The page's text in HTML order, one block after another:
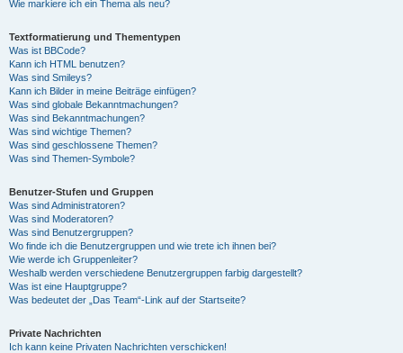
Wie markiere ich ein Thema als neu?
Textformatierung und Thementypen
Was ist BBCode?
Kann ich HTML benutzen?
Was sind Smileys?
Kann ich Bilder in meine Beiträge einfügen?
Was sind globale Bekanntmachungen?
Was sind Bekanntmachungen?
Was sind wichtige Themen?
Was sind geschlossene Themen?
Was sind Themen-Symbole?
Benutzer-Stufen und Gruppen
Was sind Administratoren?
Was sind Moderatoren?
Was sind Benutzergruppen?
Wo finde ich die Benutzergruppen und wie trete ich ihnen bei?
Wie werde ich Gruppenleiter?
Weshalb werden verschiedene Benutzergruppen farbig dargestellt?
Was ist eine Hauptgruppe?
Was bedeutet der „Das Team“-Link auf der Startseite?
Private Nachrichten
Ich kann keine Privaten Nachrichten verschicken!